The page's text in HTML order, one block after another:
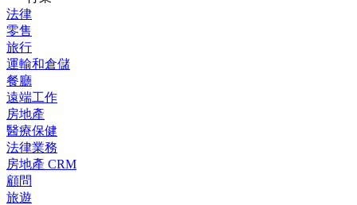
法律
零售
旅行
運輸和倉儲
餐廳
遠端工作
房地產
醫療保健
法律業務
房地產 CRM
顧問
旅遊